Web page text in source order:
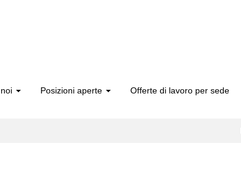
Posizioni aperte Offerte di lavoro per sede